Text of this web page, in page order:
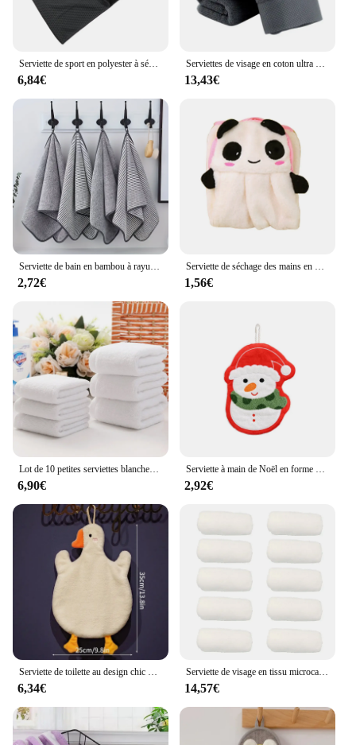
Serviette de sport en polyester à séchage rapide, serviette de natation cool pour le golf, la gym, le yoga, la randonnée, la course à pied, le fitness en plein air, la sueur
6,84€
Serviettes de visage en coton ultra doux, séchage rapide des mains, optique de bain, confortable, absorbant, douche, hôtel, 1 pièce
13,43€
Serviette de bain en bambou à rayures, absorbante et à séchage rapide, super douce pour la peau, pour la maison, 35x75cm, 1 pièce
2,72€
Serviette de séchage des mains en microcarence pour enfants, joli dessin animé, tissu en peluche doux pour enfants, serviette suspendue absorbante, lingette de bain pour la cuisine
1,56€
Lot de 10 petites serviettes blanches de bonne qualité, bon marché, pour le visage, les mains, la cuisine, l'hôtel, le restaurant, la maternelle, en coton
6,90€
Serviette à main de Noël en forme de bonhomme de neige créatif, père Noël, mouchoir, serviettes, cuisine, HOAbsorbant, gril, décor de Noël
2,92€
Serviette de toilette au design chic pour la maison, peignoir de cuisine à séchage rapide, serviettes de dessin animé mignon, jardin textile
6,34€
Serviette de visage en tissu microcarence doux, serviette de bain d'hôtel, serviettes à main de lavage, serviette de livres multifonctionnelle portable, blanc, 10 pièces
14,57€